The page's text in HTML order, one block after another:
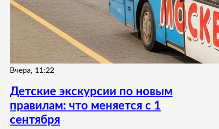
Вчера, 11:22
Детские экскурсии по новым
правилам: что меняется с 1
сентября